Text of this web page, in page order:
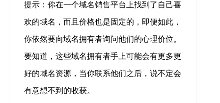
提示：你在一个域名销售平台上找到了自己喜
欢的域名，而且价格也是固定的，即便如此，
你依然要向域名拥有者询问他们的心理价位。
要知道，这些域名拥有者手上可能会有更多更
好的域名资源，当你联系他们之后，说不定会
有意想不到的收获。